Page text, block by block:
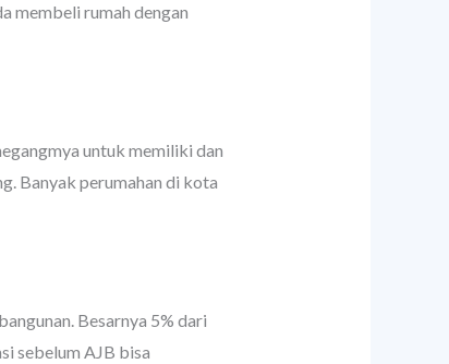
membeli rumah dengan
untuk memiliki dan
Banyak perumahan di kota
Besarnya 5% dari
sebelum AJB bisa